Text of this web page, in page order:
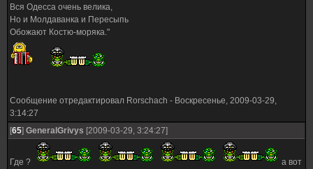
Вся Одесса очень велика,
Но и Молдаванка и Пересыпь
Обожают Костю-моряка."
Сообщение отредактировал Rorschach - Воскресенье, 2009-03-29,
3:14:27
[65] GeneralGrivys [2009-03-29, 3:24:27]
Где ?
а вот